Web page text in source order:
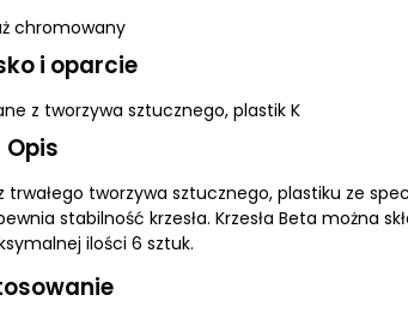
chromowany
i oparcie
z tworzywa sztucznego, plastik K
Opis
trwałego tworzywa sztucznego, plastiku ze
stabilność krzesła. Krzesła Beta można
ilości 6 sztuk.